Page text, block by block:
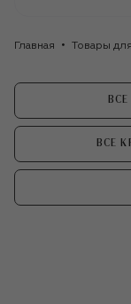
Главная Товары
ВСЕ